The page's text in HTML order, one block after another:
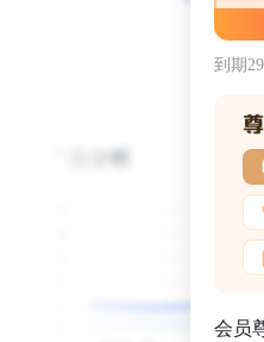
到期
会员